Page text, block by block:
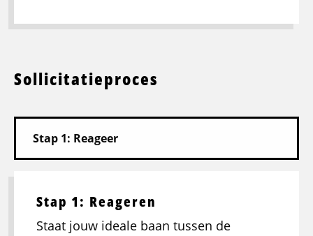
Sollicitatieproces
Stap 1: Reageren
Staat jouw ideale baan tussen de